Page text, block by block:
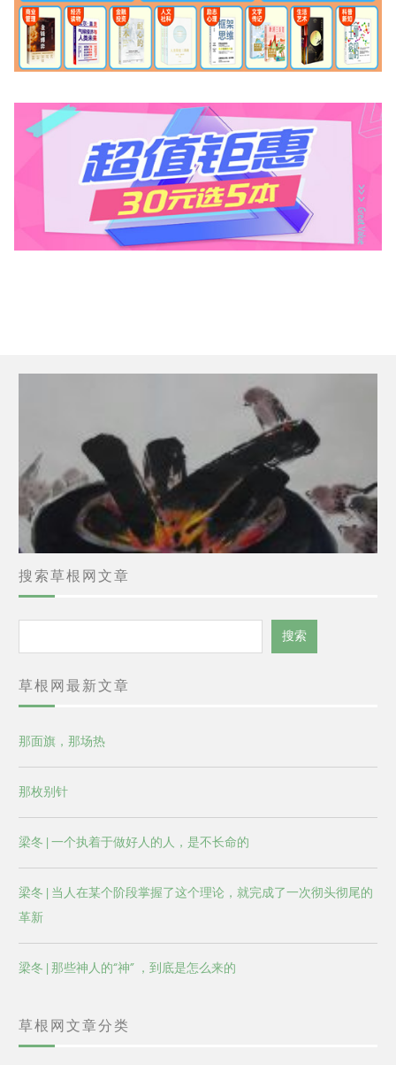
搜索草根网文章
索
搜索
草根网最新文章
那面旗，那场热
那枚别针
梁冬 | 一个执着于做好人的人，是不长命的
梁冬 | 当人在某个阶段掌握了这个理论，就完成了一次彻头彻尾的
革新
梁冬 | 那些神人的“神” ，到底是怎么来的
草根网文章分类